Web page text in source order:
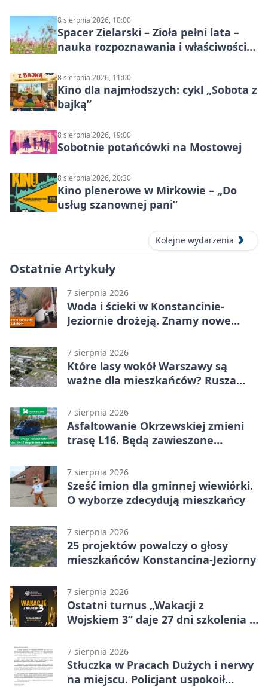
8 sierpnia 2026, 10:00
Spacer Zielarski – Zioła pełni lata –
nauka rozpoznawania i właściwości
8 sierpnia 2026, 11:00
Kino dla najmłodszych: cykl „Sobota z
bajką”
8 sierpnia 2026, 19:00
Sobotnie potańcówki na Mostowej
8 sierpnia 2026, 20:30
Kino plenerowe w Mirkowie – „Do
usług szanownej pani”
Kolejne wydarzenia
Ostatnie Artykuły
7 sierpnia 2026
Woda i ścieki w Konstancinie-
Jeziornie drożeją. Znamy nowe
7 sierpnia 2026
Które lasy wokół Warszawy są
ważne dla mieszkańców? Rusza
7 sierpnia 2026
Asfaltowanie Okrzewskiej zmieni
trasę L16. Będą zawieszone
7 sierpnia 2026
Sześć imion dla gminnej wiewiórki.
O wyborze zdecydują mieszkańcy
7 sierpnia 2026
25 projektów powalczy o głosy
mieszkańców Konstancina-Jeziorny
7 sierpnia 2026
Ostatni turnus „Wakacji z
Wojskiem 3” daje 27 dni szkolenia i
7 sierpnia 2026
Stłuczka w Pracach Dużych i nerwy
na miejscu. Policjant uspokoił